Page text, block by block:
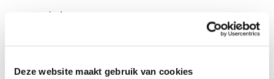
Deze website maakt gebruik van cookies
iedereen.